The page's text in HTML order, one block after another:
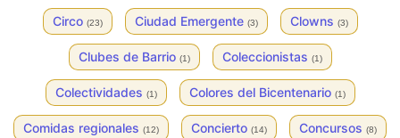
Circo (23) Ciudad Emergente (3) Clowns (3)
Clubes de Barrio (1) Coleccionistas (1)
Colectividades (1) Colores del Bicentenario (1)
Comidas regionales (12) Concierto (14) Concursos (8)